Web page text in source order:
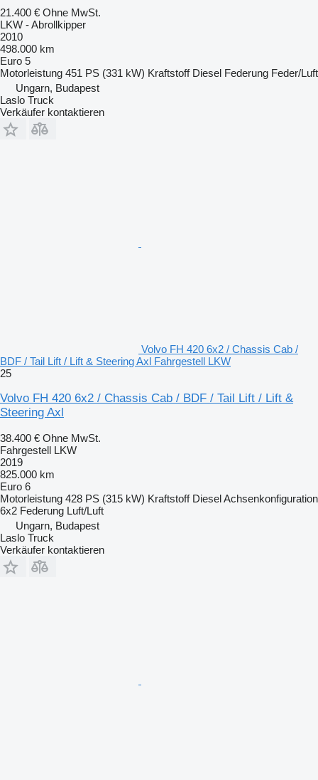
21.400 € Ohne MwSt.
LKW - Abrollkipper
2010
498.000 km
Euro 5
Motorleistung 451 PS (331 kW) Kraftstoff Diesel Federung Feder/Luft
Ungarn, Budapest
Laslo Truck
Verkäufer kontaktieren
Volvo FH 420 6x2 / Chassis Cab /
BDF / Tail Lift / Lift & Steering Axl Fahrgestell LKW
25
Volvo FH 420 6x2 / Chassis Cab / BDF / Tail Lift / Lift &
Steering Axl
38.400 € Ohne MwSt.
Fahrgestell LKW
2019
825.000 km
Euro 6
Motorleistung 428 PS (315 kW) Kraftstoff DieselAchsenkonfiguration
6x2 Federung Luft/Luft
Ungarn, Budapest
Laslo Truck
Verkäufer kontaktieren